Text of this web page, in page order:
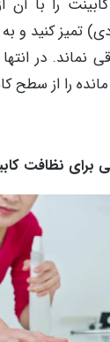
تمیز کنید و به
نماند. در
را از سطح
برای نظافت